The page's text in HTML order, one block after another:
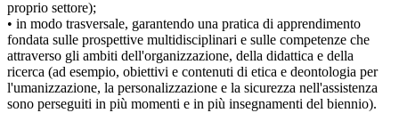
proprio settore);
• in modo trasversale, garantendo una pratica di apprendimento
fondata sulle prospettive multidisciplinari e sulle competenze che
attraverso gli ambiti dell'organizzazione, della didattica e della
ricerca (ad esempio, obiettivi e contenuti di etica e deontologia per
l'umanizzazione, la personalizzazione e la sicurezza nell'assistenza
sono perseguiti in più momenti e in più insegnamenti del biennio).